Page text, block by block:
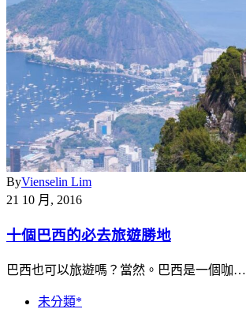
ByVienselin Lim
21 10 月, 2016
十個巴西的必去旅遊勝地
巴西也可以旅遊嗎？當然。巴西是一個咖…
未分類*